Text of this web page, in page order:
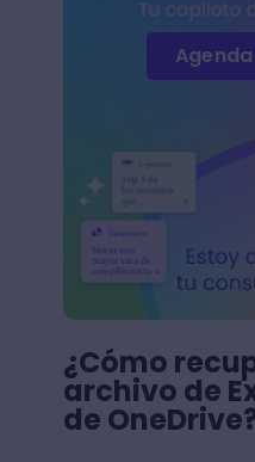
¿Cómo
archivo de
de